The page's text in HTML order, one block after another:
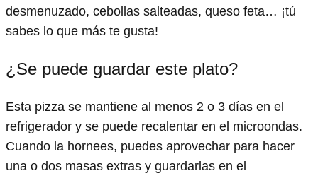
desmenuzado, cebollas salteadas, queso feta… ¡tú
sabes lo que más te gusta!
¿Se puede guardar este plato?
Esta pizza se mantiene al menos 2 o 3 días en el
refrigerador y se puede recalentar en el microondas.
Cuando la hornees, puedes aprovechar para hacer
una o dos masas extras y guardarlas en el